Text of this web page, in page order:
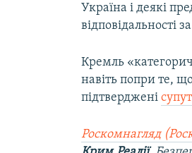
Україна і деякі
відповідальності
Кремль
навіть попри те,
підтверджені
Роскомнагляд